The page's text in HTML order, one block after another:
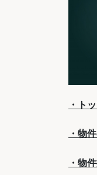
・ト
・物
・物